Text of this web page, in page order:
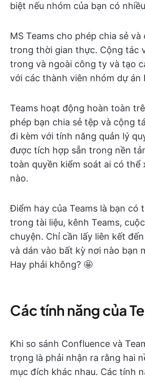
biệt nếu nhóm của bạn có
MS Teams cho phép chia sẻ
trong thời gian thực. Cộng tác
trong và ngoài công ty và tạo
với các thành viên nhóm dự án
Teams hoạt động hoàn toàn
phép bạn chia sẻ tệp và cộng
đi kèm với tính năng quản lý
được tích hợp sẵn trong nền
toàn quyền kiểm soát ai có thể
nào.
Điểm hay của Teams là bạn có
trong tài liệu, kênh Teams,
chuyện. Chỉ cần lấy liên kết
và dán vào bất kỳ nơi nào bạn
Hay phải không? 🤩
Các tính năng của
Khi so sánh Confluence và
trọng là phải nhận ra rằng hai
mục đích khác nhau. Các tính